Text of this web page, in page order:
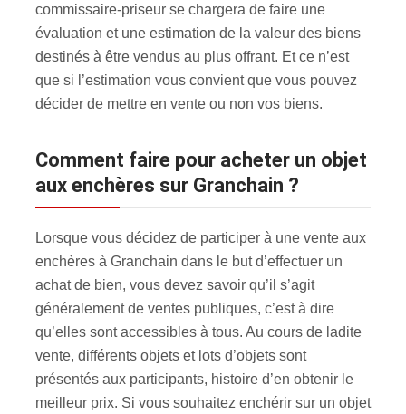
commissaire-priseur se chargera de faire une
évaluation et une estimation de la valeur des biens
destinés à être vendus au plus offrant. Et ce n’est
que si l’estimation vous convient que vous pouvez
décider de mettre en vente ou non vos biens.
Comment faire pour acheter un objet
aux enchères sur Granchain ?
Lorsque vous décidez de participer à une vente aux
enchères à Granchain dans le but d’effectuer un
achat de bien, vous devez savoir qu’il s’agit
généralement de ventes publiques, c’est à dire
qu’elles sont accessibles à tous. Au cours de ladite
vente, différents objets et lots d’objets sont
présentés aux participants, histoire d’en obtenir le
meilleur prix. Si vous souhaitez enchérir sur un objet